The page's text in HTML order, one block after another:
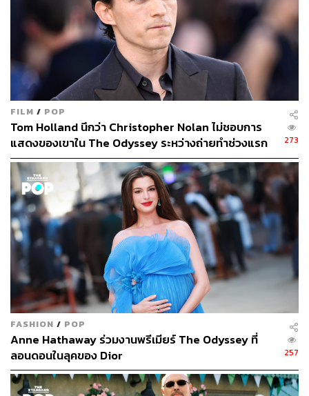
FILM / POP
Tom Holland นึกว่า Christopher Nolan ไม่ชอบการ
แสดงของเขาใน The Odyssey ระหว่างถ่ายทำช่วงแรก
273
FASHION / POP
Anne Hathaway ร่วมงานพรีเมียร์ The Odyssey ที่
ลอนดอนในลุคของ Dior
257